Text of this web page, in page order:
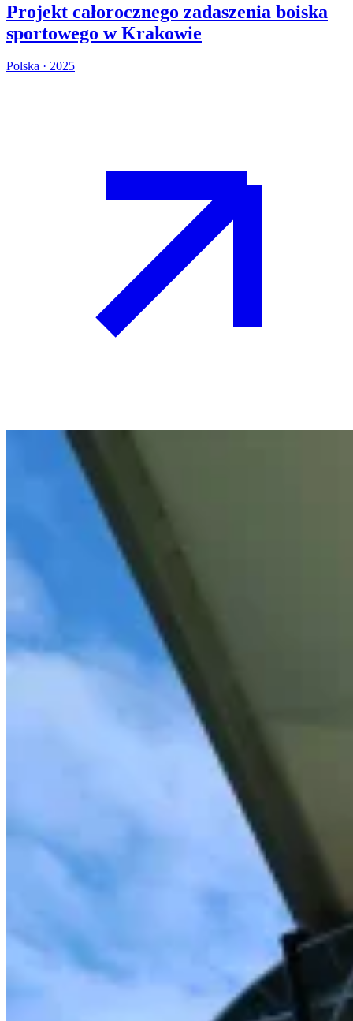
Projekt całorocznego zadaszenia boiska
sportowego w Krakowie
Polska · 2025